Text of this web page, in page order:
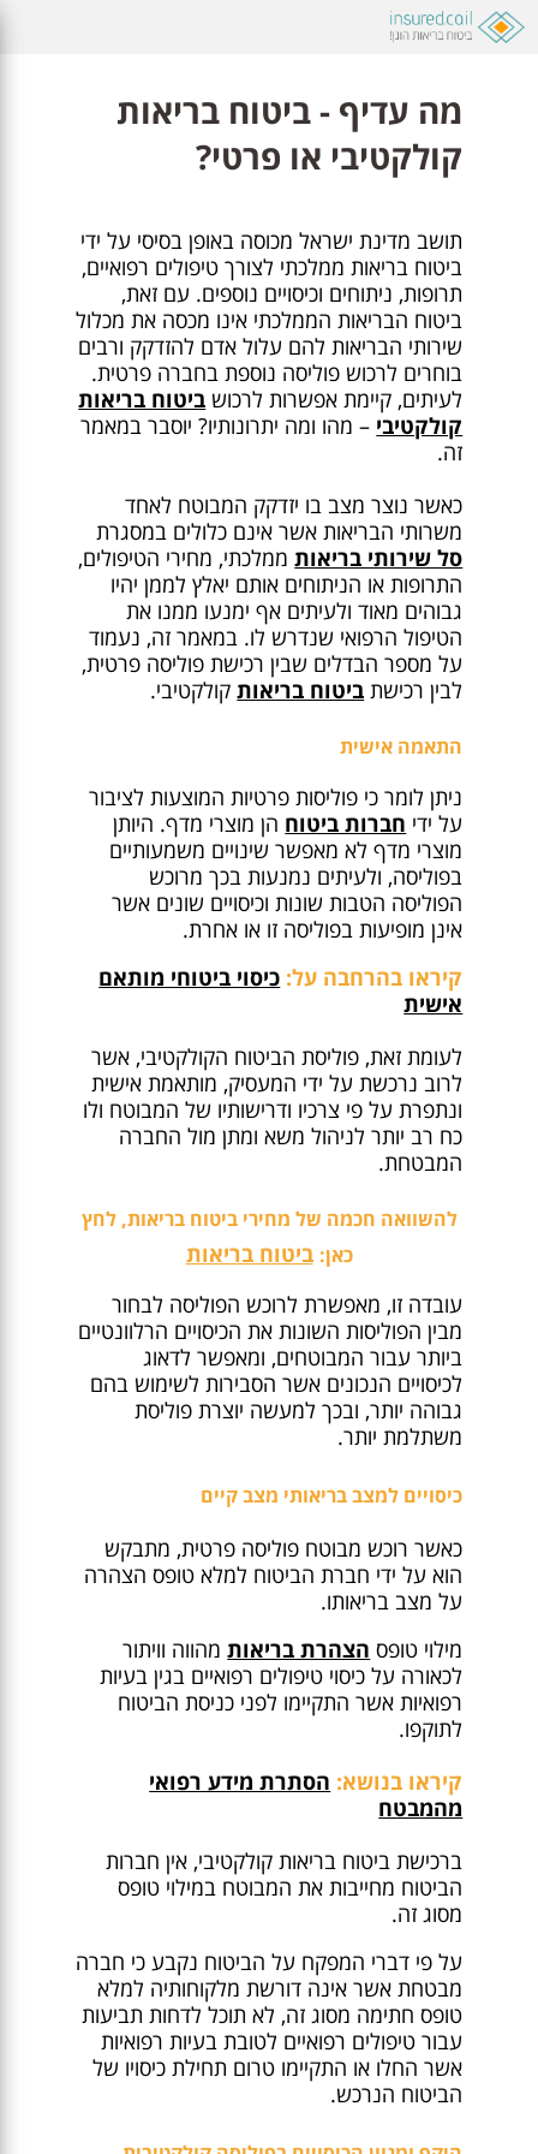
מה עדיף - ביטוח בריאות
קולקטיבי או פרטי?
תושב מדינת ישראל מכוסה באופן בסיסי על ידי
ביטוח בריאות ממלכתי לצורך טיפולים רפואיים,
תרופות, ניתוחים וכיסויים נוספים. עם זאת,
ביטוח הבריאות הממלכתי אינו מכסה את מכלול
שירותי הבריאות להם עלול אדם להזדקק ורבים
בוחרים לרכוש פוליסה נוספת בחברה פרטית.
לעיתים, קיימת אפשרות לרכוש ביטוח בריאות
קולקטיבי – מהו ומה יתרונותיו? יוסבר במאמר
זה.
כאשר נוצר מצב בו יזדקק המבוטח לאחד
משרותי הבריאות אשר אינם כלולים במסגרת
סל שירותי בריאותממלכתי, מחירי הטיפולים,
התרופות או הניתוחים אותם יאלץ לממן יהיו
גבוהים מאוד ולעיתים אף ימנעו ממנו את
הטיפול הרפואי שנדרש לו. במאמר זה, נעמוד
על מספר הבדלים שבין רכישת פוליסה פרטית,
לבין רכישת ביטוח בריאותקולקטיבי.
התאמה אישית
ניתן לומר כי פוליסות פרטיות המוצעות לציבור
על ידי חברות ביטוח הן מוצרי מדף. היותן
מוצרי מדף לא מאפשר שינויים משמעותיים
בפוליסה, ולעיתים נמנעות בכך מרוכש
הפוליסה הטבות שונות וכיסויים שונים אשר
אינן מופיעות בפוליסה זו או אחרת.
קיראו בהרחבה על: כיסוי ביטוחי מותאם
אישית
לעומת זאת, פוליסת הביטוח הקולקטיבי, אשר
לרוב נרכשת על ידי המעסיק, מותאמת אישית
ונתפרת על פי צרכיו ודרישותיו של המבוטח ולו
כח רב יותר לניהול משא ומתן מול החברה
המבטחת.
להשוואה חכמה של מחירי ביטוח בריאות, לחץ
כאן: ביטוח בריאות
עובדה זו, מאפשרת לרוכש הפוליסה לבחור
מבין הפוליסות השונות את הכיסויים הרלוונטיים
ביותר עבור המבוטחים, ומאפשר לדאוג
לכיסויים הנכונים אשר הסבירות לשימוש בהם
גבוהה יותר, ובכך למעשה יוצרת פוליסת
משתלמת יותר.
כיסויים למצב בריאותי מצב קיים
כאשר רוכש מבוטח פוליסה פרטית, מתבקש
הוא על ידי חברת הביטוח למלא טופס הצהרה
על מצב בריאותו.
מילוי טופס הצהרת בריאותמהווה וויתור
לכאורה על כיסוי טיפולים רפואיים בגין בעיות
רפואיות אשר התקיימו לפני כניסת הביטוח
לתוקפו.
קיראו בנושא: הסתרת מידע רפואי
מהמבטח
ברכישת ביטוח בריאות קולקטיבי, אין חברות
הביטוח מחייבות את המבוטח במילוי טופס
מסוג זה.
על פי דברי המפקח על הביטוח נקבע כי חברה
מבטחת אשר אינה דורשת מלקוחותיה למלא
טופס חתימה מסוג זה, לא תוכל לדחות תביעות
עבור טיפולים רפואיים לטובת בעיות רפואיות
אשר החלו או התקיימו טרום תחילת כיסויו של
הביטוח הנרכש.